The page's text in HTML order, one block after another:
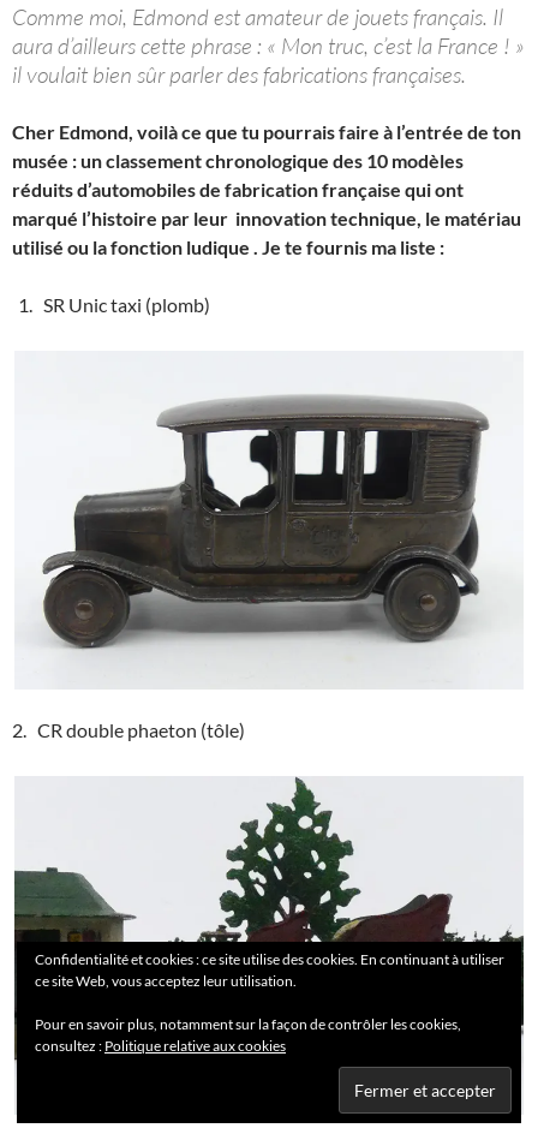
Comme moi, Edmond est amateur de jouets français. Il
aura d’ailleurs cette phrase : « Mon truc, c’est la France ! »
il voulait bien sûr parler des fabrications françaises.
Cher Edmond, voilà ce que tu pourrais faire à l’entrée de ton
musée : un classement chronologique des 10 modèles
réduits d’automobiles de fabrication française qui ont
marqué l’histoire par leur innovation technique, le matériau
utilisé ou la fonction ludique . Je te fournis ma liste :
SR Unic taxi (plomb)
2. CR double phaeton (tôle)
Confidentialité et cookies : ce site utilise des cookies. En continuant à utiliser
ce site Web, vous acceptez leur utilisation.
Pour en savoir plus, notamment sur la façon de contrôler les cookies,
consultez : Politique relative aux cookies